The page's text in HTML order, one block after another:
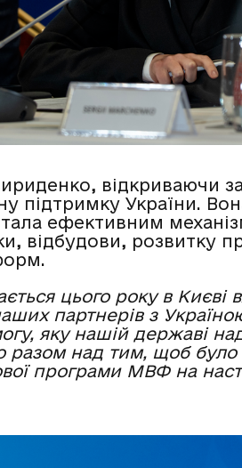
відкриваючи
підтримку України.
ефективним
відбудови, розвитку
цього року в Києві
партнерів з
яку нашій державі
над тим, щоб було
програми МВФ на